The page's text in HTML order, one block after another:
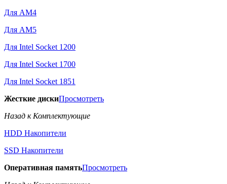
Для AM4
Для AM5
Для Intel Socket 1200
Для Intel Socket 1700
Для Intel Socket 1851
Жесткие дискиПросмотреть
Назад к Комплектующие
HDD Накопители
SSD Накопители
Оперативная памятьПросмотреть